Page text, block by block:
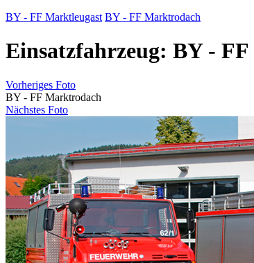
BY - FF Marktleugast BY - FF Marktrodach
Einsatzfahrzeug: BY -
Vorheriges Foto
BY - FF Marktrodach
Nächstes Foto